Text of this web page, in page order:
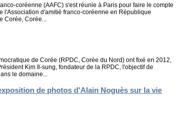
coréenne (AAFC) s'est réunie à Paris pour faire le compte
l'Association d'amitié franco-coréenne en République
Corée, Corée...
de Corée (RPDC, Corée du Nord) ont fixé en 2012,
Kim Il-sung, fondateur de la RPDC, l'objectif de
le domaine...
de photos d'Alain Noguès sur la vie